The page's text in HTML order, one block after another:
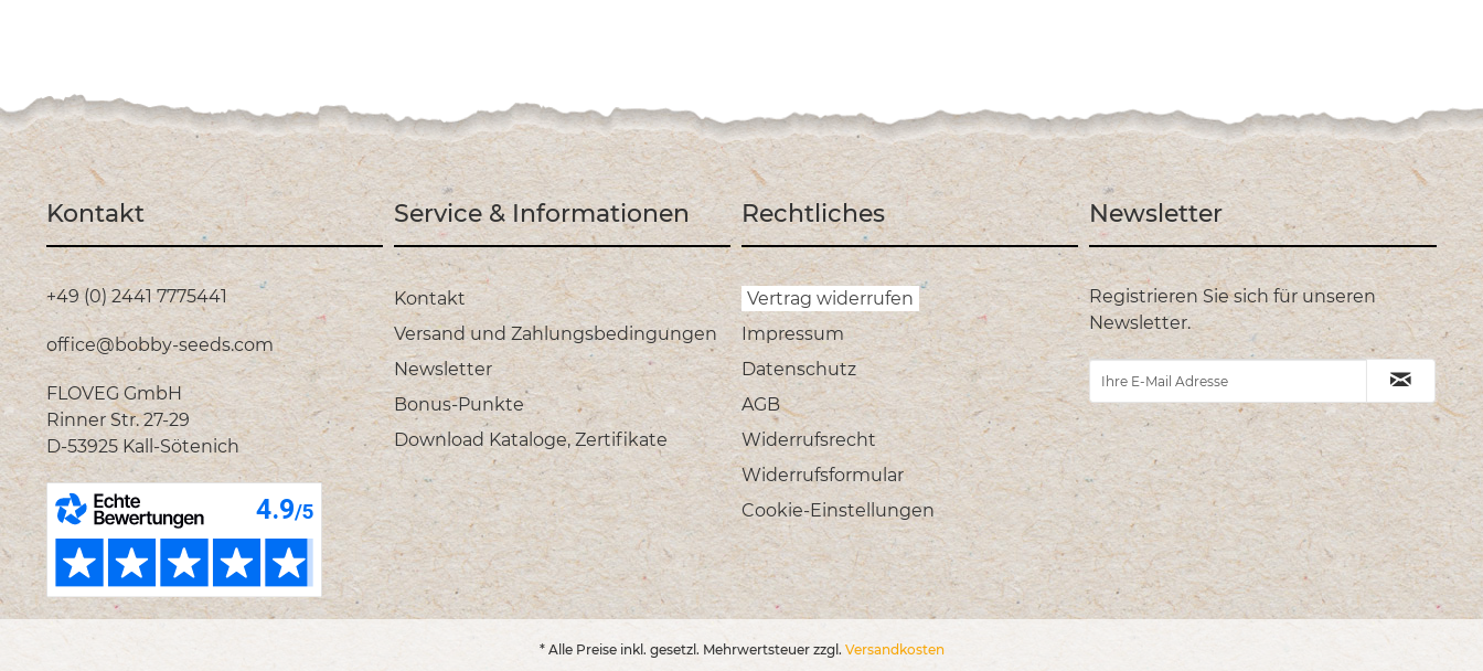
Kontakt
+49 (0) 2441 7775441
office@bobby-seeds.com
FLOVEG GmbH
Rinner Str. 27-29
D-53925 Kall-Sötenich
Service & Informationen
Kontakt
Versand und Zahlungsbedingungen
Newsletter
Bonus-Punkte
Download Kataloge, Zertifikate
Rechtliches
Vertrag widerrufen
Impressum
Datenschutz
AGB
Widerrufsrecht
Widerrufsformular
Cookie-Einstellungen
Newsletter
Registrieren Sie sich für unseren
Newsletter.
* Alle Preise inkl. gesetzl. Mehrwertsteuer zzgl. Versandkosten